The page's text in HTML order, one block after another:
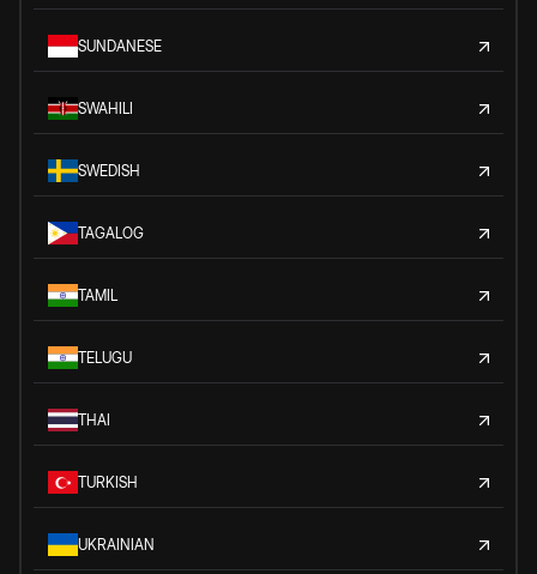
SUNDANESE
SWAHILI
SWEDISH
TAGALOG
TAMIL
TELUGU
THAI
TURKISH
UKRAINIAN